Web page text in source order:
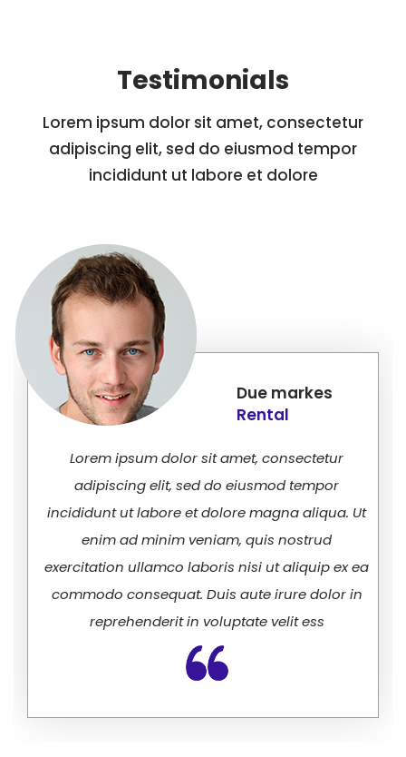
Testimonials
Lorem ipsum dolor sit amet, consectetur
adipiscing elit, sed do eiusmod tempor
incididunt ut labore et dolore
Due markes
Rental
Lorem ipsum dolor sit amet, consectetur
adipiscing elit, sed do eiusmod tempor
incididunt ut labore et dolore magna aliqua. Ut
enim ad minim veniam, quis nostrud
exercitation ullamco laboris nisi ut aliquip ex ea
commodo consequat. Duis aute irure dolor in
reprehenderit in voluptate velit ess